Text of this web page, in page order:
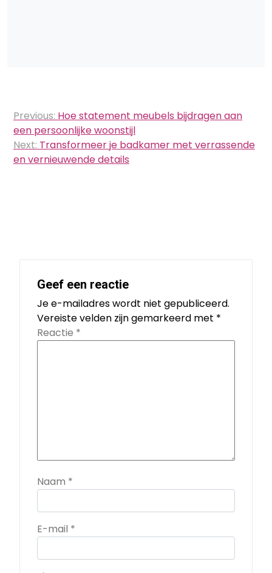
Bericht
navigatie
Previous: Hoe statement meubels bijdragen aan
een persoonlijke woonstijl
Next: Transformeer je badkamer met verrassende
en vernieuwende details
Geef een reactie
Je e-mailadres wordt niet gepubliceerd.
Vereiste velden zijn gemarkeerd met *
Reactie *
Naam *
E-mail *